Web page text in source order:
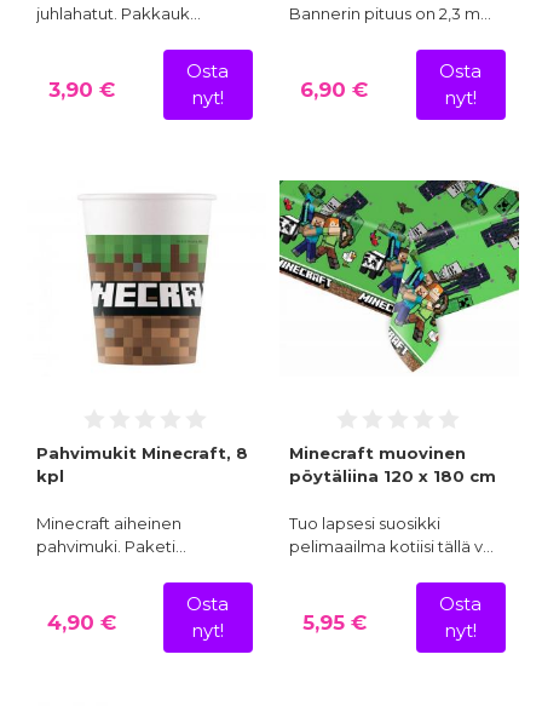
juhlahatut. Pakkauk…
3,90 €
Osta
nyt!
Bannerin pituus on 2,3 m…
6,90 €
Osta
nyt!
Pahvimukit Minecraft, 8
kpl
Minecraft aiheinen
pahvimuki. Paketi…
4,90 €
Osta
nyt!
Minecraft muovinen
pöytäliina 120 x 180 cm
Tuo lapsesi suosikki
pelimaailma kotiisi tällä v…
5,95 €
Osta
nyt!